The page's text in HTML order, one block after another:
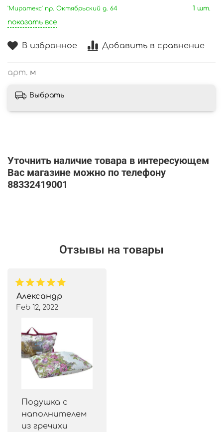
В избранное Добавить в сравнение
арт. м
'Миратекс' пр. Октябрьский д. 64 1 шт.
показать все
Выбрать
Уточнить наличие товара в интересующем
Вас магазине можно по телефону
88332419001
Отзывы на товары
Александр
Feb 12, 2022
Подушка с
наполнителем
из гречихи